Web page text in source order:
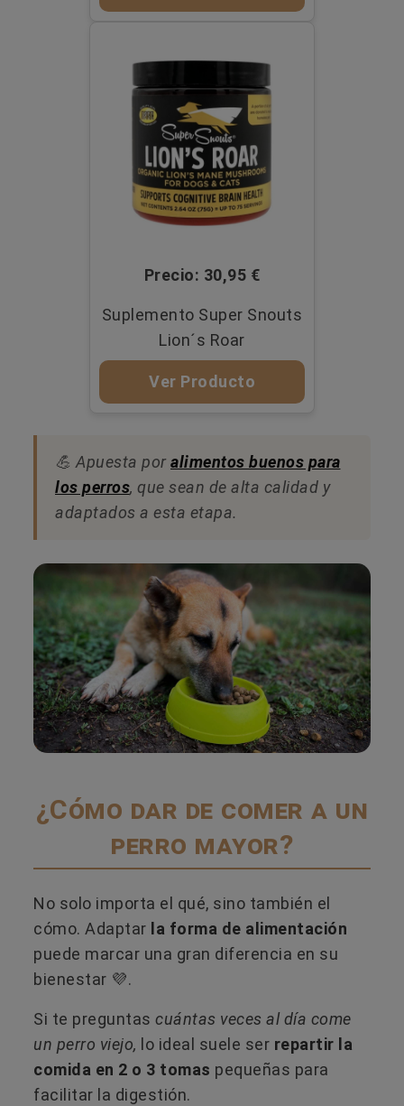
Precio: 30,95 €
Suplemento Super Snouts
Lion´s Roar
Ver Producto
💪​ Apuesta por alimentos buenos para
los perros, que sean de alta calidad y
adaptados a esta etapa.
¿Cómo dar de comer a un
perro mayor?
No solo importa el qué, sino también el
cómo. Adaptar la forma de alimentación
puede marcar una gran diferencia en su
bienestar 💜.
Si te preguntas cuántas veces al día come
un perro viejo, lo ideal suele ser repartir la
comida en 2 o 3 tomas pequeñas para
facilitar la digestión.